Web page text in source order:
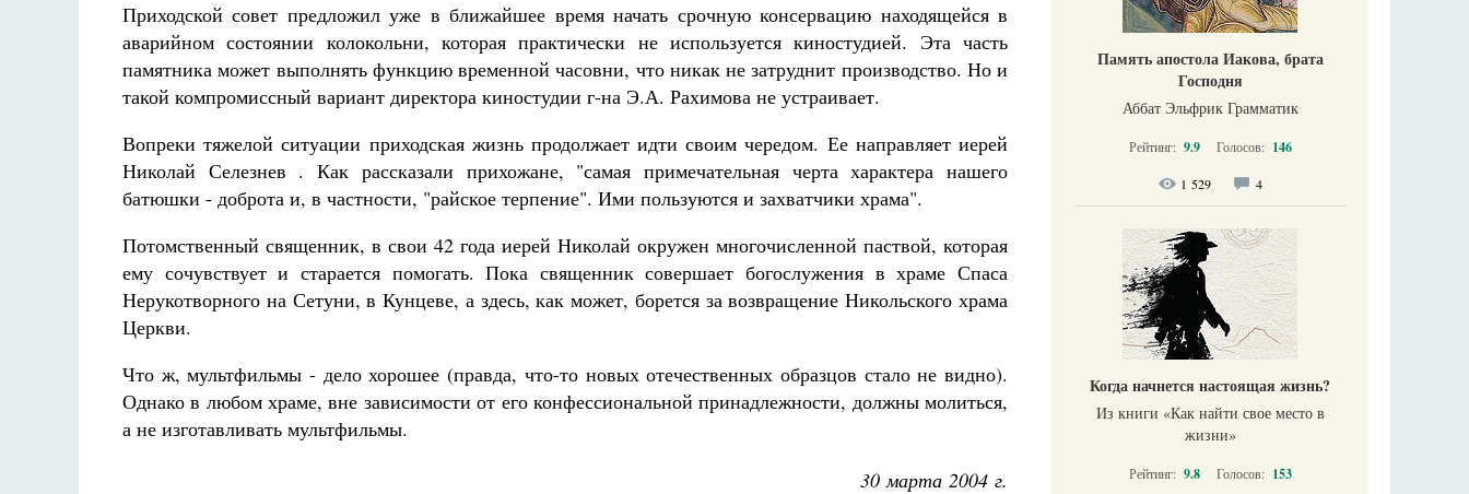
Приходской совет предложил уже в ближайшее время начать срочную консервацию находящейся в
аварийном состоянии колокольни, которая практически не используется киностудией. Эта часть
памятника может выполнять функцию временной часовни, что никак не затруднит производство. Но и
такой компромиссный вариант директора киностудии г-на Э.А. Рахимова не устраивает.
Вопреки тяжелой ситуации приходская жизнь продолжает идти своим чередом. Ее направляет иерей
Николай Селезнев . Как рассказали прихожане, "самая примечательная черта характера нашего
батюшки - доброта и, в частности, "райское терпение". Ими пользуются и захватчики храма".
Потомственный священник, в свои 42 года иерей Николай окружен многочисленной паствой, которая
ему сочувствует и старается помогать. Пока священник совершает богослужения в храме Спаса
Нерукотворного на Сетуни, в Кунцеве, а здесь, как может, борется за возвращение Никольского храма
Церкви.
Что ж, мультфильмы - дело хорошее (правда, что-то новых отечественных образцов стало не видно).
Однако в любом храме, вне зависимости от его конфессиональной принадлежности, должны молиться,
а не изготавливать мультфильмы.
30 марта 2004 г.
Память апостола Иакова, брата
Господня
Аббат Эльфрик Грамматик
Рейтинг: 9.9 Голосов: 146
1 529 4
Когда начнется настоящая жизнь?
Из книги «Как найти свое место в
жизни​»
Рейтинг: 9.8 Голосов: 153